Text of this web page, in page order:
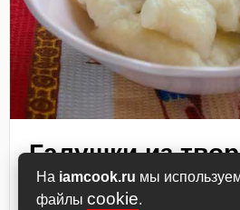
На iamcook.ru мы
файлы cookie.
Галушки из
Вот ингредиенты для
Подготовьте творог, яйцо,